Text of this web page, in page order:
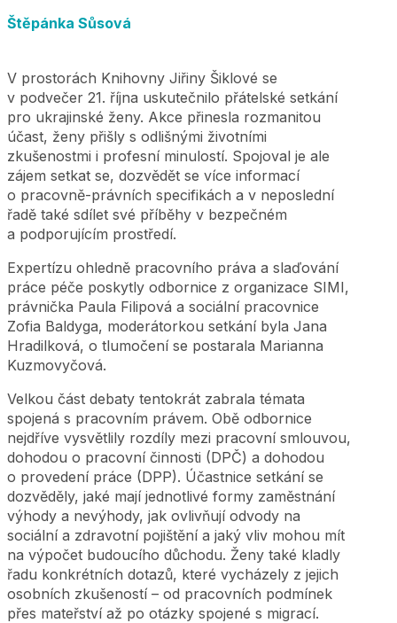
Štěpánka Sůsová
V prostorách Knihovny Jiřiny Šiklové se
v podvečer 21. října uskutečnilo přátelské setkání
pro ukrajinské ženy. Akce přinesla rozmanitou
účast, ženy přišly s odlišnými životními
zkušenostmi i profesní minulostí. Spojoval je ale
zájem setkat se, dozvědět se více informací
o pracovně-právních specifikách a v neposlední
řadě také sdílet své příběhy v bezpečném
a podporujícím prostředí.
Expertízu ohledně pracovního práva a slaďování
práce péče poskytly odbornice z organizace SIMI,
právnička Paula Filipová a sociální pracovnice
Zofia Baldyga, moderátorkou setkání byla Jana
Hradilková, o tlumočení se postarala Marianna
Kuzmovyčová.
Velkou část debaty tentokrát zabrala témata
spojená s pracovním právem. Obě odbornice
nejdříve vysvětlily rozdíly mezi pracovní smlouvou,
dohodou o pracovní činnosti (DPČ) a dohodou
o provedení práce (DPP). Účastnice setkání se
dozvěděly, jaké mají jednotlivé formy zaměstnání
výhody a nevýhody, jak ovlivňují odvody na
sociální a zdravotní pojištění a jaký vliv mohou mít
na výpočet budoucího důchodu. Ženy také kladly
řadu konkrétních dotazů, které vycházely z jejich
osobních zkušeností – od pracovních podmínek
přes mateřství až po otázky spojené s migrací.